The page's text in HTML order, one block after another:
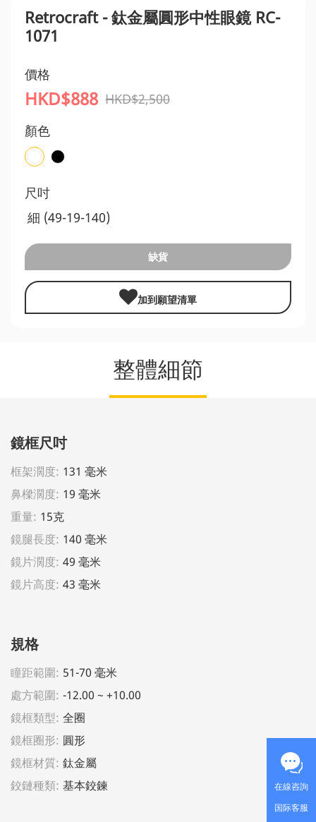
在線咨詢
国际客服
Retrocraft - 鈦金屬圓形中性眼鏡 RC-
1071
價格
HKD$888 HKD$2,500
顏色
尺吋
細 (49-19-140)
缺貨
加到願望清單
整體細節
鏡框尺吋
框架濶度: 131 毫米
鼻樑濶度: 19 毫米
重量: 15克
鏡腿長度: 140 毫米
鏡片濶度: 49 毫米
鏡片高度: 43 毫米
規格
瞳距範圍: 51-70 毫米
處方範圍: -12.00 ~ +10.00
鏡框類型: 全圈
鏡框圈形: 圓形
鏡框材質: 鈦金屬
鉸鏈種類: 基本鉸鍊